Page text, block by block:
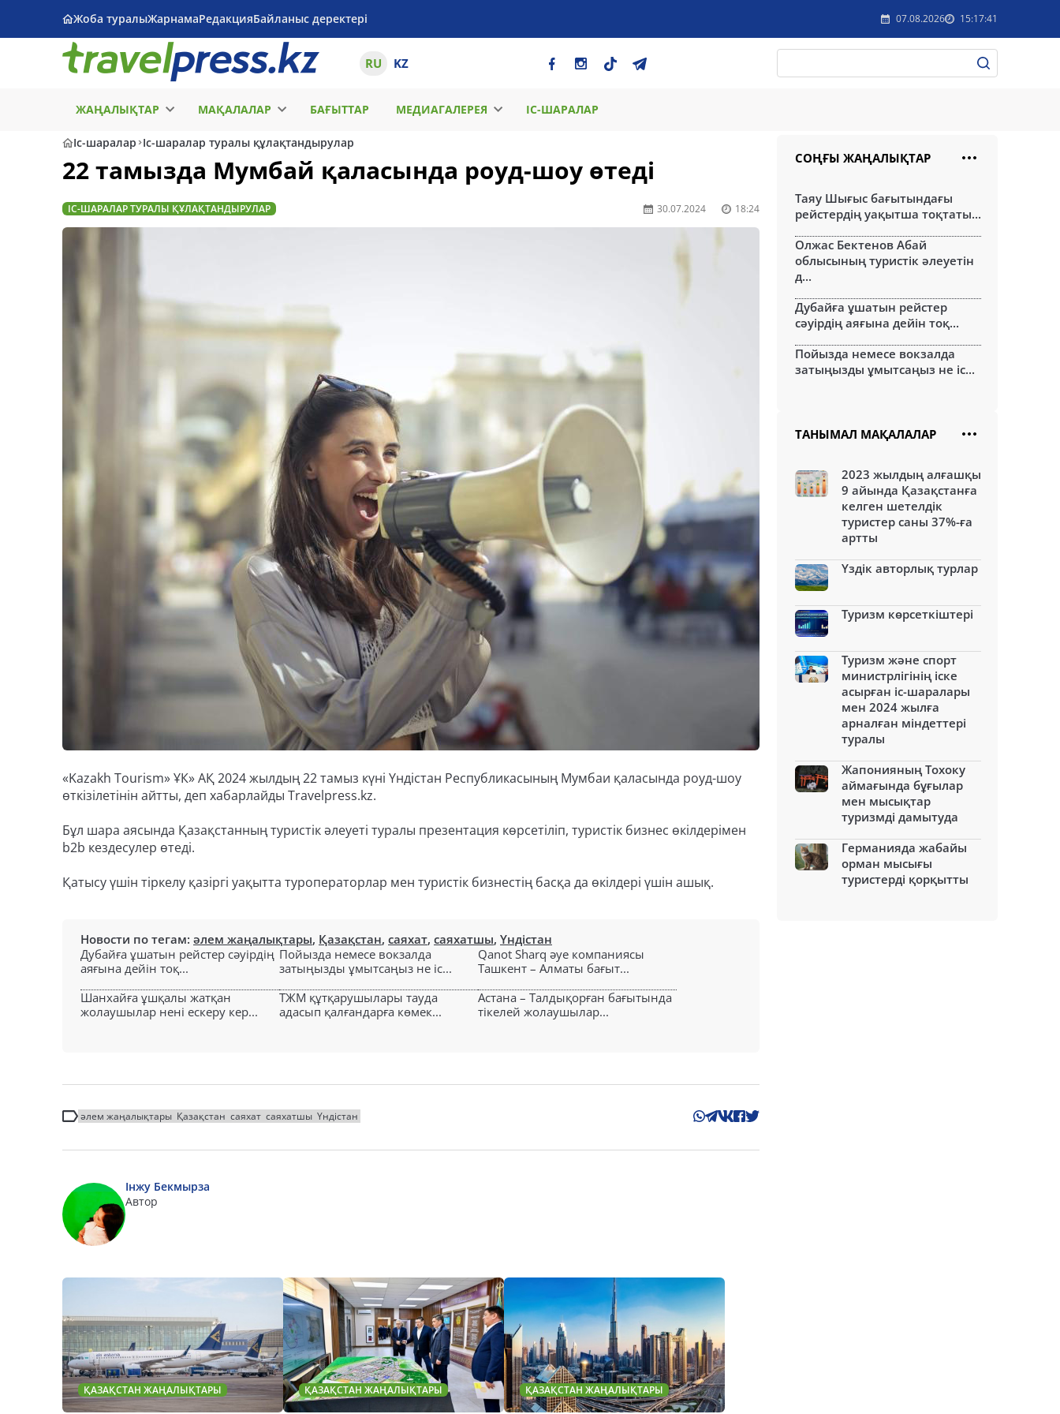
Жоба туралыЖарнамаРедакцияБайланыс деректері 07.08.2026 15:17:41
RU KZ
ЖАҢАЛЫҚТАР МАҚАЛАЛАР БАҒЫТТАР МЕДИАГАЛЕРЕЯ ІС-ШАРАЛАР
Іс-шаралар Іс-шаралар туралы құлақтандырулар
22 тамызда Мумбай қаласында роуд-шоу өтеді
ІС-ШАРАЛАР ТУРАЛЫ ҚҰЛАҚТАНДЫРУЛАР 30.07.2024 18:24
«Kazakh Tourism» ҰК» АҚ 2024 жылдың 22 тамыз күні Үндістан Республикасының Мумбаи қаласында роуд-шоу
өткізілетінін айтты, деп хабарлайды Travelpress.kz.
Бұл шара аясында Қазақстанның туристік әлеуеті туралы презентация көрсетіліп, туристік бизнес өкілдерімен
b2b кездесулер өтеді.
Қатысу үшін тіркелу қазіргі уақытта туроператорлар мен туристік бизнестің басқа да өкілдері үшін ашық.
Новости по тегам: әлем жаңалықтары, Қазақстан, саяхат, саяхатшы, Үндістан
Дубайға ұшатын рейстер сәуірдің
аяғына дейін тоқ...
Пойызда немесе вокзалда
затыңызды ұмытсаңыз не іс...
Qanot Sharq әуе компаниясы
Ташкент – Алматы бағыт...
Шанхайға ұшқалы жатқан
жолаушылар нені ескеру кер...
ТЖМ құтқарушылары тауда
адасып қалғандарға көмек...
Астана – Талдықорған бағытында
тікелей жолаушылар...
әлем жаңалықтары Қазақстан саяхат саяхатшы Үндістан
Інжу Бекмырза
Автор
ҚАЗАҚСТАН ЖАҢАЛЫҚТАРЫ ҚАЗАҚСТАН ЖАҢАЛЫҚТАРЫ ҚАЗАҚСТАН ЖАҢАЛЫҚТАРЫ
СОҢҒЫ ЖАҢАЛЫҚТАР
Таяу Шығыс бағытындағы
рейстердің уақытша тоқтаты...
Олжас Бектенов Абай
облысының туристік әлеуетін
д...
Дубайға ұшатын рейстер
сәуірдің аяғына дейін тоқ...
Пойызда немесе вокзалда
затыңызды ұмытсаңыз не іс...
ТАНЫМАЛ МАҚАЛАЛАР
2023 жылдың алғашқы
9 айында Қазақстанға
келген шетелдік
туристер саны 37%-ға
артты
Үздік авторлық турлар
Туризм көрсеткіштері
Туризм және спорт
министрлігінің іске
асырған іс-шаралары
мен 2024 жылға
арналған міндеттері
туралы
Жапонияның Тохоку
аймағында бұғылар
мен мысықтар
туризмді дамытуда
Германияда жабайы
орман мысығы
туристерді қорқытты